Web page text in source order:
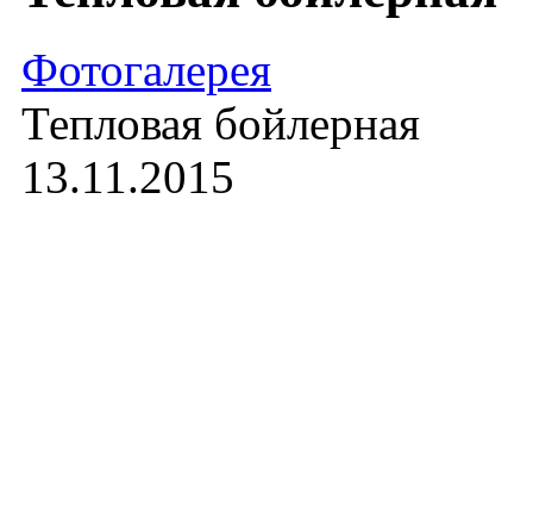
Фотогалерея
Тепловая бойлерная
13.11.2015